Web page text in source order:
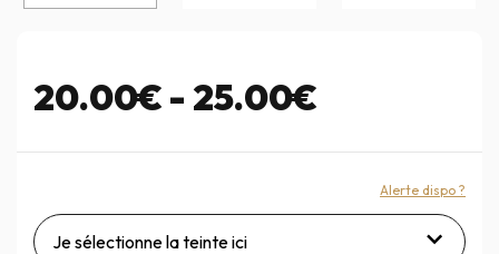
20.00€ - 25.00€
Je sélectionne la teinte ici
Alerte dispo ?